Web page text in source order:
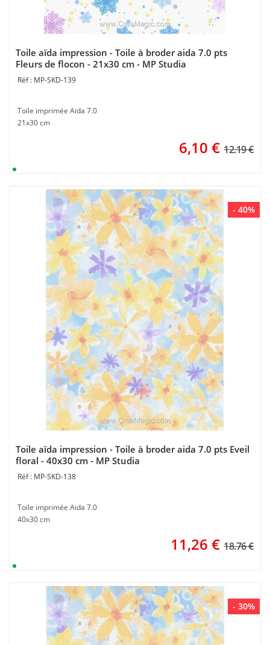
Toile aïda impression - Toile à broder aida 7.0 pts
Fleurs de flocon - 21x30 cm - MP Studia
MP-SKD-139
Toile imprimée Aida 7.0
21x30 cm
6,10 € 12.19 €
- 40%
Toile aïda impression - Toile à broder aida 7.0 pts Eveil
floral - 40x30 cm - MP Studia
MP-SKD-138
Toile imprimée Aida 7.0
40x30 cm
11,26 € 18.76 €
- 30%